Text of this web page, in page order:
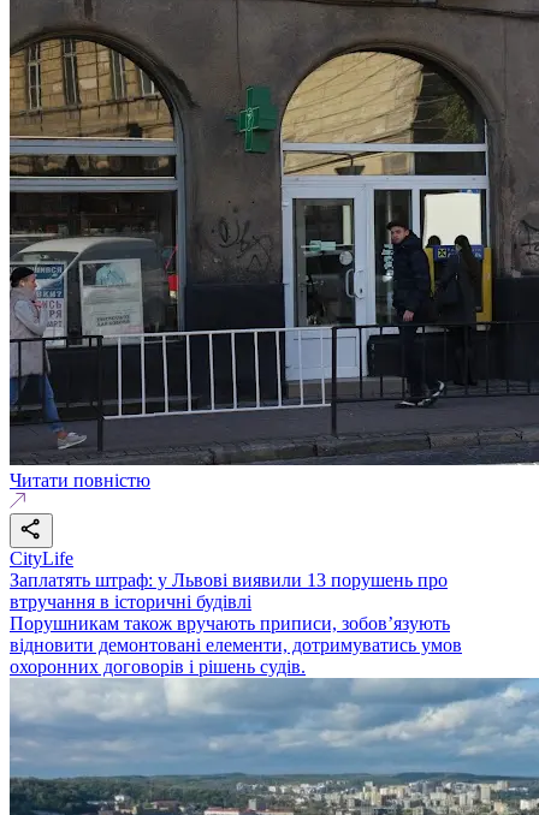
Читати повністю
CityLife
Заплатять штраф: у Львові виявили 13 порушень про
втручання в історичні будівлі
Порушникам також вручають приписи, зобов’язують
відновити демонтовані елементи, дотримуватись умов
охоронних договорів і рішень судів.